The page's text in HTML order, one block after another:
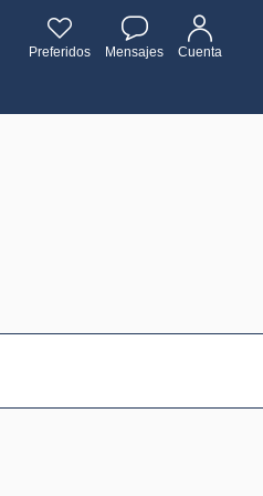
Preferidos Mensajes Cuenta